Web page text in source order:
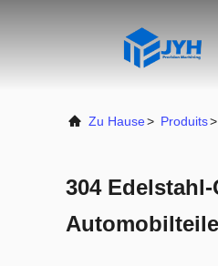
Zu Hause> Produits>
304
Automobilteile